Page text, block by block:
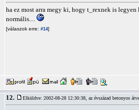
ha ez most arra megy ki, hogy t_rexnek is
normális....
[válaszok erre: #14]
12. Elküldve: 2002-08-28 12:30:38, az évszázad betonyos